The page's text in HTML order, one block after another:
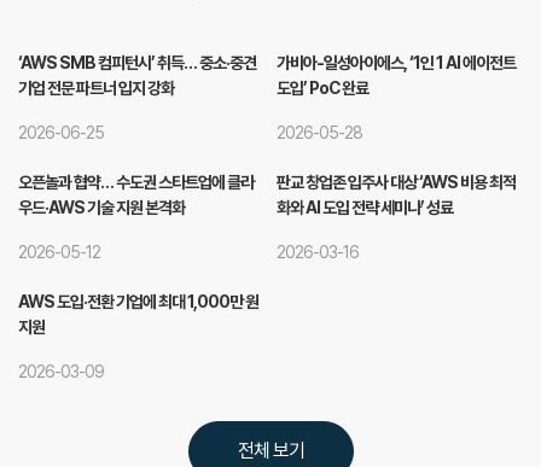
‘AWS SMB 컴피턴시’ 취득… 중소·중견
기업 전문 파트너 입지 강화
2026-06-25
가비아-일성아이에스, ‘1인 1 AI 에이전트
도입’ PoC 완료
2026-05-28
오픈놀과 협약… 수도권 스타트업에 클라
우드·AWS 기술 지원 본격화
2026-05-12
판교 창업존 입주사 대상 ‘AWS 비용 최적
화와 AI 도입 전략 세미나’ 성료
2026-03-16
AWS 도입·전환 기업에 최대 1,000만 원
지원
2026-03-09
전체 보기